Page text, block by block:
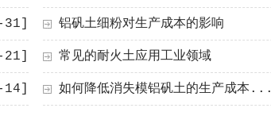
铝矾土细粉对生产成本的影响
常见的耐火土应用工业领域
如何降低消失模铝矾土的生产成本...